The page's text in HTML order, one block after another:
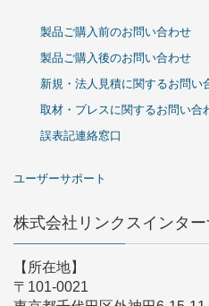
製品ご購入前のお問い合わせ
製品ご購入後のお問い合わせ
新規・法人見積に関するお問い
取材・プレスに関するお問い合
誤表記連絡窓口
ユーザーサポート
株式会社リンクスインタ
【所在地】
〒101-0021